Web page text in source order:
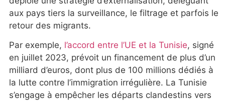
aux pays tiers la surveillance, le filtrage et parfois le
retour des migrants.
Par exemple, l’accord entre l’UE et la Tunisie, signé
en juillet 2023, prévoit un financement de plus d’un
milliard d’euros, dont plus de 100 millions dédiés à
la lutte contre l’immigration irrégulière. La Tunisie
s’engage à empêcher les départs clandestins vers